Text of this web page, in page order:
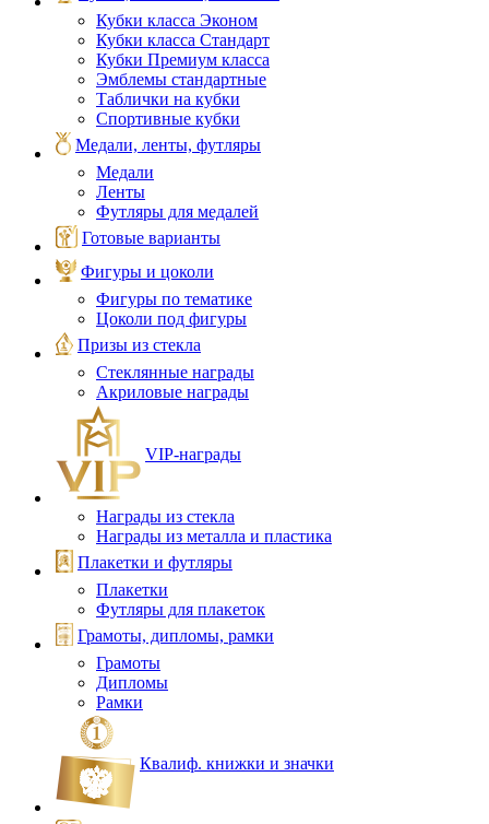
Кубки класса Эконом
Кубки класса Стандарт
Кубки Премиум класса
Эмблемы стандартные
Таблички на кубки
Спортивные кубки
Медали, ленты, футляры
Медали
Ленты
Футляры для медалей
Готовые варианты
Фигуры и цоколи
Фигуры по тематике
Цоколи под фигуры
Призы из стекла
Стеклянные награды
Акриловые награды
VIP‑награды
Награды из стекла
Награды из металла и пластика
Плакетки и футляры
Плакетки
Футляры для плакеток
Грамоты, дипломы, рамки
Грамоты
Дипломы
Рамки
Квалиф. книжки и значки